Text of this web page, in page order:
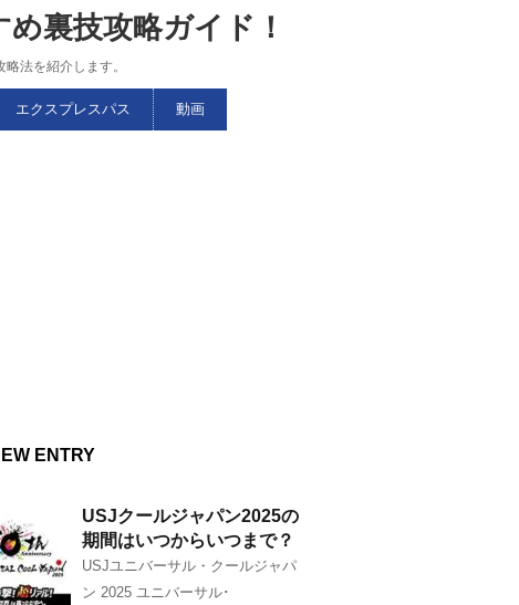
裏技攻略ガイド！
法を紹介します。
エクスプレスパス 動画
ENTRY
USJクールジャパン2025の
期間はいつからいつまで？
USJユニバーサル・クールジャパ
ン 2025 ユニバーサル･